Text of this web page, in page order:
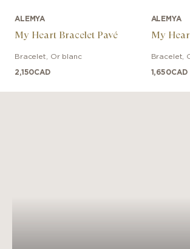
ALEMYA
My Heart Bracelet Pavé
Bracelet Or blanc
2,150CAD
ALEMYA
My
Bracelet
1,650CAD